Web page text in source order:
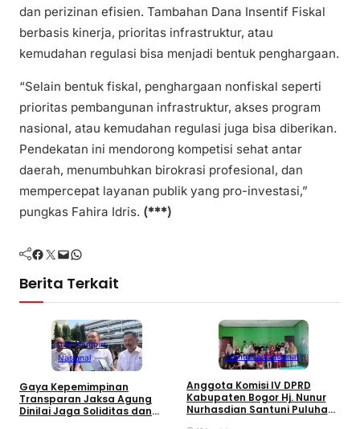
dan perizinan efisien. Tambahan Dana Insentif Fiskal
berbasis kinerja, prioritas infrastruktur, atau
kemudahan regulasi bisa menjadi bentuk penghargaan.
“Selain bentuk fiskal, penghargaan nonfiskal seperti
prioritas pembangunan infrastruktur, akses program
nasional, atau kemudahan regulasi juga bisa diberikan.
Pendekatan ini mendorong kompetisi sehat antar
daerah, menumbuhkan birokrasi profesional, dan
mempercepat layanan publik yang pro-investasi,”
pungkas Fahira Idris. (***)
Facebook Twitter Mail WhatsApp
Berita Terkait
Info Kampus
Nasional
Gaya Kepemimpinan
Transparan Jaksa Agung
Dinilai Jaga Soliditas dan
KomunitasNasional
Anggota Komisi IV DPRD
Kabupaten Bogor Hj. Nunur
Nurhasdian Santuni Puluhan